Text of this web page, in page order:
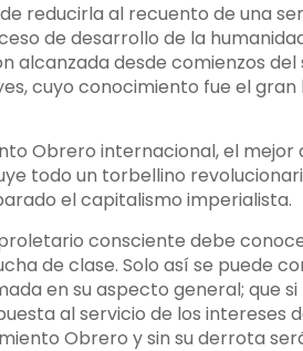
reducirla al recuento de una
de desarrollo de la
desde comienzos del
cuyo conocimiento fue el
Obrero internacional, el mejor
todo un torbellino
el capitalismo imperialista.
consciente debe
de clase. Solo así se puede
en su aspecto general; que
al servicio de los intereses
Obrero y sin su derrota